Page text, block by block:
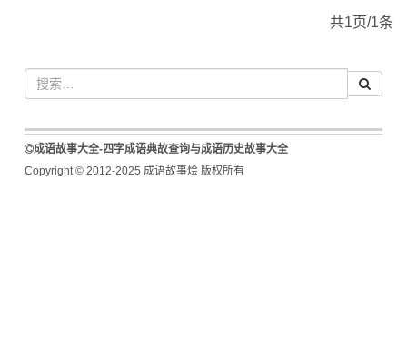
共1页/1条
成语故事大全-四字成语典故查询与成语历史故事大全
Copyright © 2012-2025 成语故事烩 版权所有